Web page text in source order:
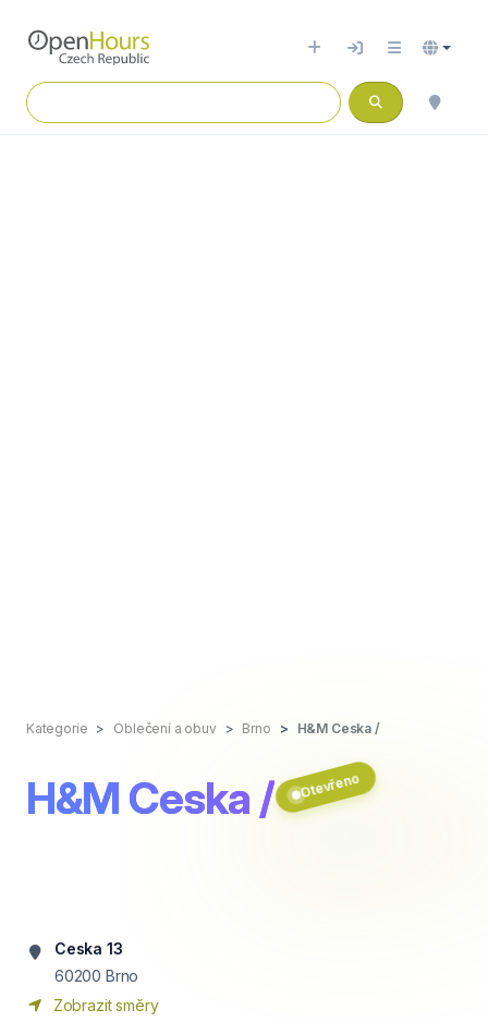
Kategorie Oblečení a obuv Brno H&M Ceska /
H&M Ceska / Otevřeno
Ceska 13
60200 Brno
Zobrazit směry